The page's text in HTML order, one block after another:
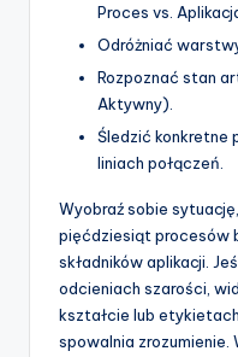
Proces vs.
Odróżniać
Rozpoznać stan
Aktywny).
Śledzić konkretne
liniach połączeń.
Wyobraź sobie
pięćdziesiąt procesów
składników aplikacji.
odcieniach szarości,
kształcie lub
spowalnia